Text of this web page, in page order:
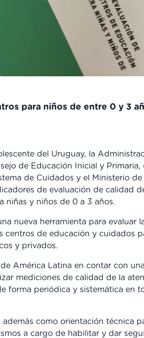
para niños de entre 0 y 3
del Uruguay, la
de Educación Inicial y Primaria,
de Cuidados y el Ministerio de
de evaluación de calidad
niñas y niños de 0 a 3 años.
nueva herramienta para evaluar
centros de educación y cuidados
y privados.
América Latina en contar con
mediciones de calidad de la
forma periódica y sistemática en
además como orientación técnica
a cargo de habilitar y dar